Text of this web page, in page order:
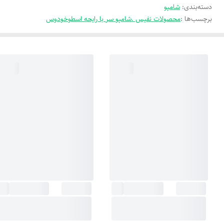
دسته‌بندی: شامپو
برچسب‌ها :محصولات نفیس .شامپو سر با رایحه اسطوخودوس